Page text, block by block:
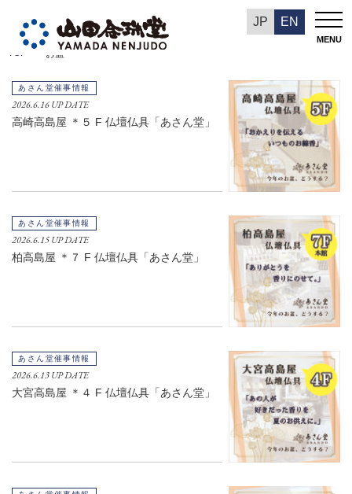
JP EN
MENU
お盆
TOP お盆
あさん堂催事情報
2026.6.16 UP DATE
高崎高島屋 ＊５ F 仏壇仏具「あさん堂」
あさん堂催事情報
2026.6.15 UP DATE
柏高島屋 ＊７ F 仏壇仏具「あさん堂」
あさん堂催事情報
2026.6.13 UP DATE
大宮高島屋 ＊４ F 仏壇仏具「あさん堂」